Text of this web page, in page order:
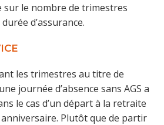
sur le nombre de trimestres
d’assurance.
les trimestres au titre de
journée d’absence sans AGS a
le cas d’un départ à la retraite
Plutôt que de partir